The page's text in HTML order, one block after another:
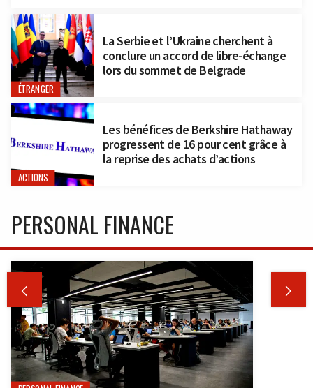
ÉTRANGER
La Serbie et l’Ukraine cherchent à
conclure un accord de libre-échange
lors du sommet de Belgrade
ACTIONS
Les bénéfices de Berkshire Hathaway
progressent de 16 pour cent grâce à
la reprise des achats d’actions
PERSONAL FINANCE
 